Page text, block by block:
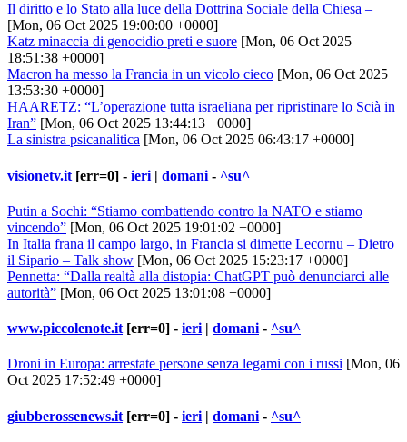
Il diritto e lo Stato alla luce della Dottrina Sociale della Chiesa –
[Mon, 06 Oct 2025 19:00:00 +0000]
Katz minaccia di genocidio preti e suore [Mon, 06 Oct 2025
18:51:38 +0000]
Macron ha messo la Francia in un vicolo cieco [Mon, 06 Oct 2025
13:53:30 +0000]
HAARETZ: “L’operazione tutta israeliana per ripristinare lo Scià in
Iran” [Mon, 06 Oct 2025 13:44:13 +0000]
La sinistra psicanalitica [Mon, 06 Oct 2025 06:43:17 +0000]
visionetv.it [err=0] - ieri | domani - ^su^
Putin a Sochi: “Stiamo combattendo contro la NATO e stiamo
vincendo” [Mon, 06 Oct 2025 19:01:02 +0000]
In Italia frana il campo largo, in Francia si dimette Lecornu – Dietro
il Sipario – Talk show [Mon, 06 Oct 2025 15:23:17 +0000]
Pennetta: “Dalla realtà alla distopia: ChatGPT può denunciarci alle
autorità” [Mon, 06 Oct 2025 13:01:08 +0000]
www.piccolenote.it [err=0] - ieri | domani - ^su^
Droni in Europa: arrestate persone senza legami con i russi [Mon, 06
Oct 2025 17:52:49 +0000]
giubberossenews.it [err=0] - ieri | domani - ^su^